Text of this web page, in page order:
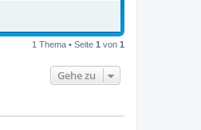
1 Thema • Seite 1 von 1
Gehe zu